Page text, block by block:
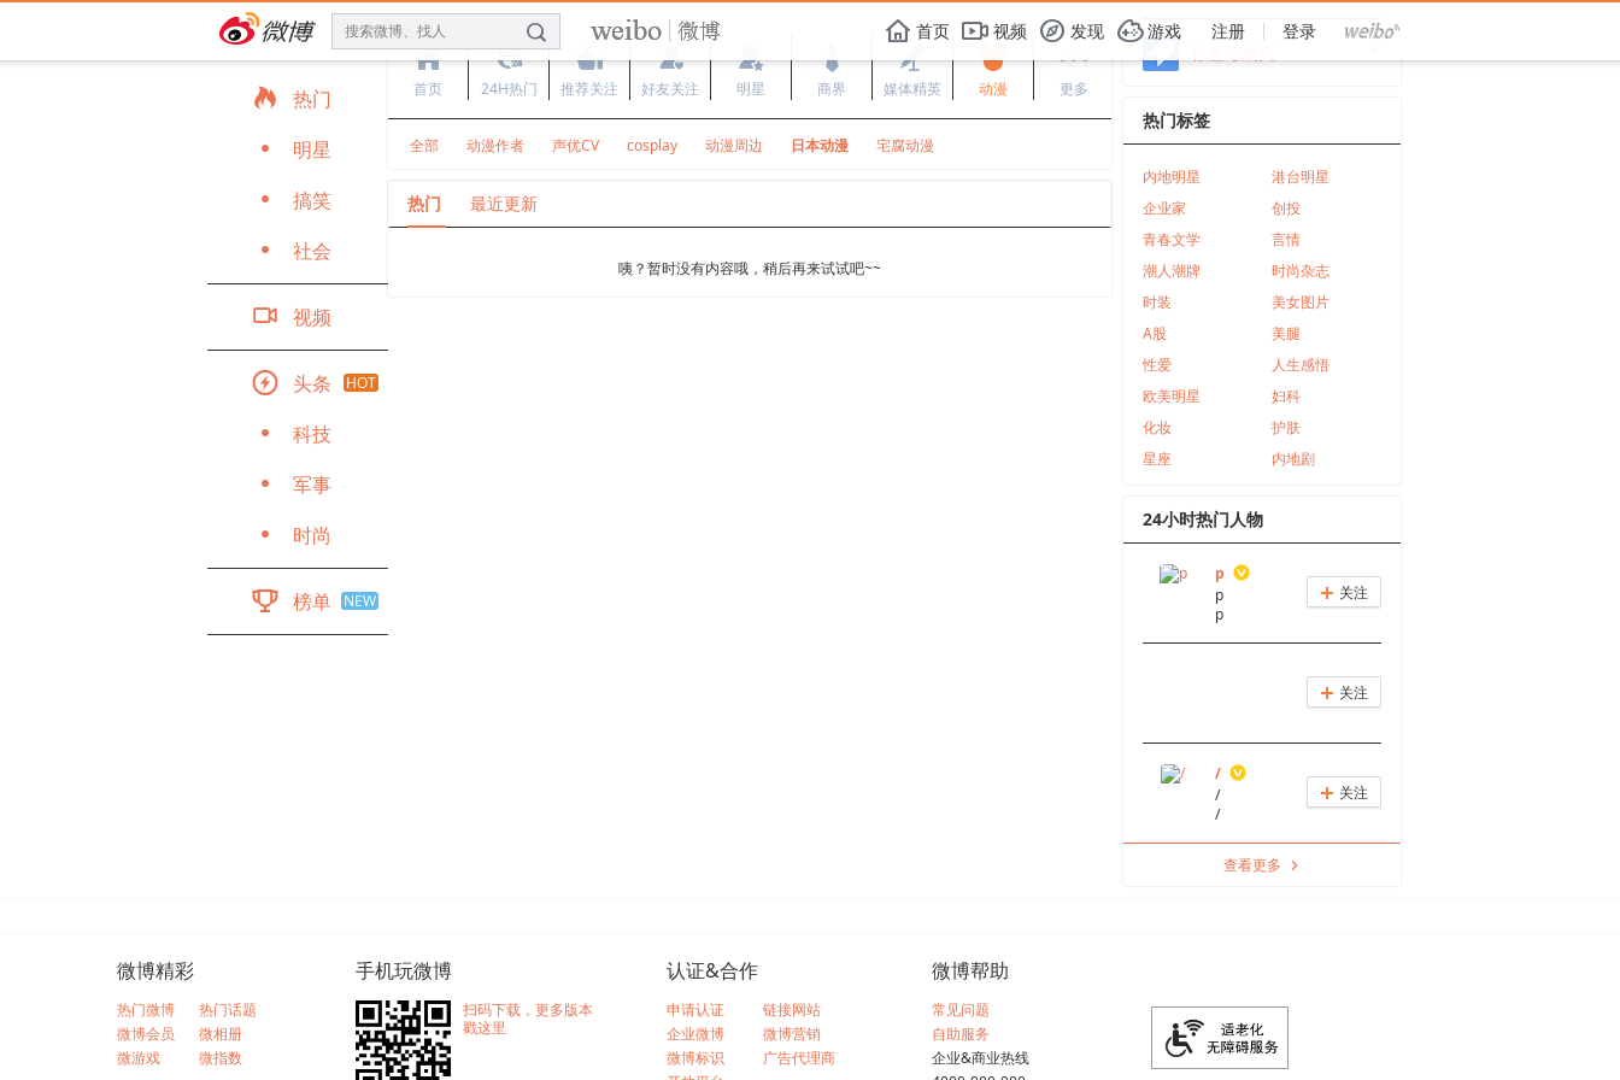
搜索微博、找人 f E 首页  视频 F 发现 G游戏 注册 登录
 热门
D 明星
D 搞笑
D 社会
 视频
 头条 HOT
D 科技
D 军事
D 时尚
 榜单 NEW
(
首页
.
24H热门
'
推荐关注
:
好友关注
w
明星
+
商界
-
媒体精英
E
动漫
i
更多
全部 动漫作者 声优CV cosplay 动漫周边 日本动漫 宅腐动漫
热门 最近更新
咦？暂时没有内容哦，稍后再来试试吧~~
热门标签
内地明星
港台明星
企业家
创投
青春文学
言情
潮人潮牌
时尚杂志
时装
美女图片
A股
美腿
性爱
人生感悟
欧美明星
妇科
化妆
护肤
星座
内地剧
24小时热门人物
p
p
p
+ 关注
+ 关注
/
/
/
+ 关注
查看更多 a
微博精彩
热门微博
热门话题
微博会员
微相册
微游戏
微指数
手机玩微博
扫码下载，更多版本
戳这里
认证&合作
申请认证
链接网站
企业微博
微博营销
微博标识
广告代理商
微博帮助
常见问题
自助服务
企业&商业热线